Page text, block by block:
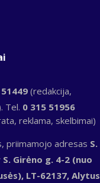
(redakcija,
Tel. 0 315 51956
reklama, skelbimai)
priimamojo adresas S.
Girėno g. 4-2 (nuo
LT-62137, Alytus